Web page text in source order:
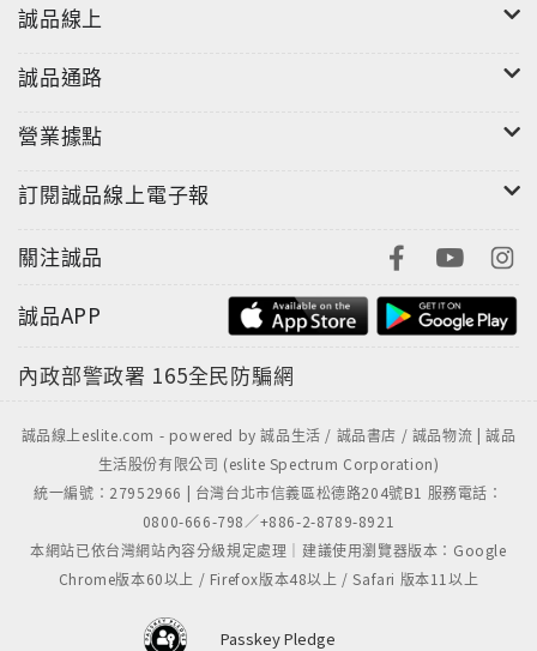
"
誠品線上
誠品通路
營業據點
訂閱誠品線上電子報
關注誠品
誠品APP
內政部警政署 165全民防騙網
誠品線上eslite.com - powered by 誠品生活 / 誠品書店 / 誠品物流 | 誠品
生活股份有限公司 (eslite Spectrum Corporation)
統一編號：27952966 | 台灣台北市信義區松德路204號B1 服務電話：
0800-666-798／+886-2-8789-8921
本網站已依台灣網站內容分級規定處理｜建議使用瀏覽器版本：Google
Chrome版本60以上 / Firefox版本48以上 / Safari 版本11以上
Passkey Pledge